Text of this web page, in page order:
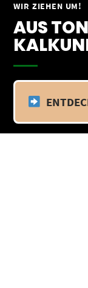
WIR ZIEHEN UM!
AUS
Springe
Inhalt
Vom 09.04.25 -
Zeitraum